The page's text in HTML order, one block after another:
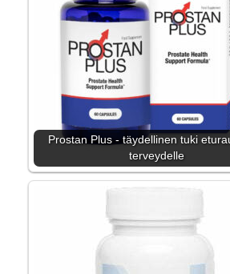
Prostan Plus - täydellinen tuki
terveydelle